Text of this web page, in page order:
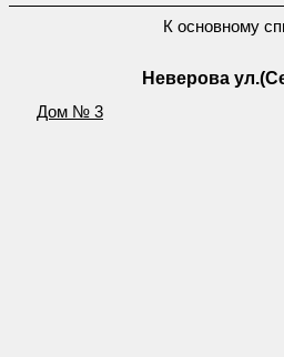
К основному
Неверова
Дом № 3